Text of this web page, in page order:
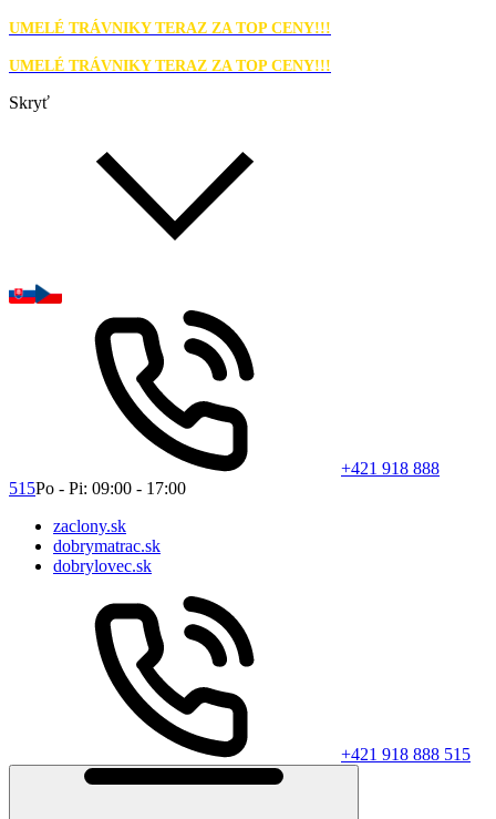
UMELÉ TRÁVNIKY TERAZ ZA TOP CENY!!!
UMELÉ TRÁVNIKY TERAZ ZA TOP CENY!!!
Skryť
+421 918 888
515Po - Pi: 09:00 - 17:00
zaclony.sk
dobrymatrac.sk
dobrylovec.sk
+421 918 888 515